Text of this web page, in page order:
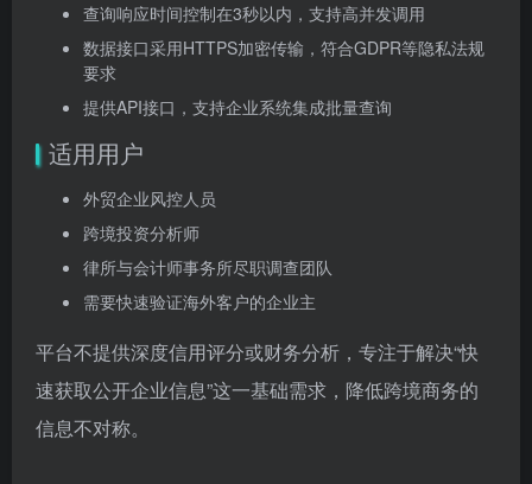
查询响应时间控制在3秒以内，支持高并发调用
数据接口采用HTTPS加密传输，符合GDPR等隐私法规
要求
提供API接口，支持企业系统集成批量查询
适用用户
外贸企业风控人员
跨境投资分析师
律所与会计师事务所尽职调查团队
需要快速验证海外客户的企业主
平台不提供深度信用评分或财务分析，专注于解决“快
速获取公开企业信息”这一基础需求，降低跨境商务的
信息不对称。